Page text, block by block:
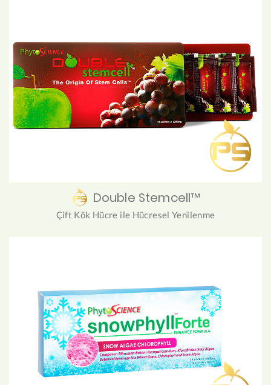
Double Stemcell™
Çift Kök Hücre ile Hücresel Yenilenme